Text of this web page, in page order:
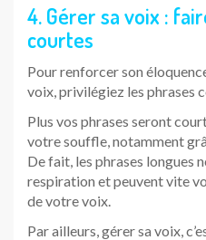
4. Gérer sa voix :
courtes
Pour renforcer son
voix, privilégiez les phrases
Plus vos phrases seront
votre souffle, notamment
De fait, les phrases longues
respiration et peuvent vite
de votre voix.
Par ailleurs, gérer sa voix,